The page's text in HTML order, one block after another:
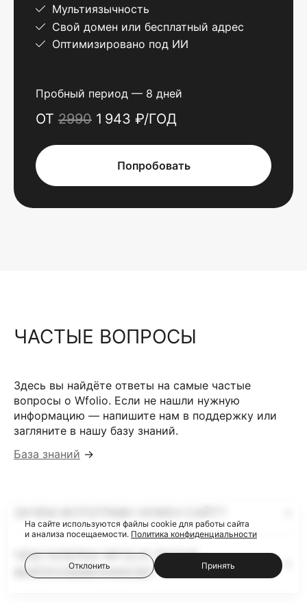
Мультиязычность
Свой домен или бесплатный адрес
Оптимизировано под ИИ
Пробный период — 8 дней
ОТ 2990 1 943 ₽/ГОД
Попробовать
ЧАСТЫЕ ВОПРОСЫ
Здесь вы найдёте ответы на самые частые
вопросы о Wfolio. Если не нашли нужную
информацию — напишите нам в поддержку или
загляните в нашу базу знаний.
База знаний →
ЧЕМ ГАЛЕРЕИ WFOLIO ЛУЧШЕ
ФАЙЛООБМЕННИКОВ?
На сайте используются файлы cookie для работы сайта
и анализа посещаемости. Политика конфиденциальности
Отклонить Принять